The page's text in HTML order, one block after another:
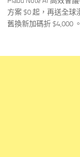
方案 $0 起，再送全球
舊換新加碼折 $4,000